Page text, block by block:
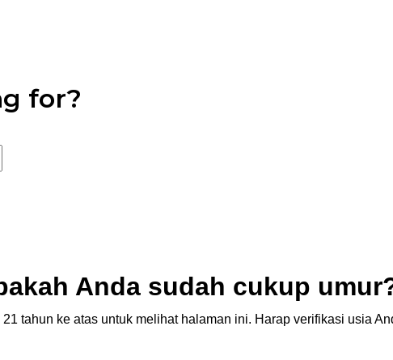
for?
Anda sudah cukup
tahun ke atas untuk melihat halaman ini. Harap verifikasi usia